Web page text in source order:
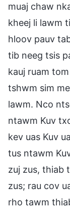
muaj chaw
kheej li lawm
hloov pauv
tib neeg tsis
kauj ruam
tshwm sim
lawm. Nco
ntawm Kuv
kev uas Kuv
tus ntawm
zuj zus, thiab
zus; rau cov
rho tawm